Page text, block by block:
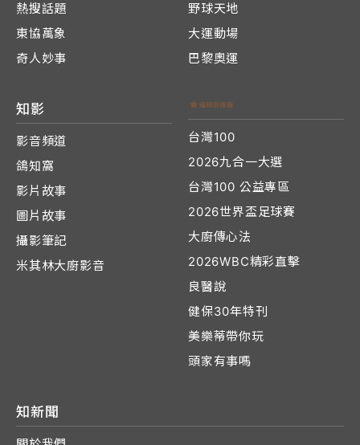
熱搜話題
東協萬象
奇人妙事
野球天地
大運動場
巴黎奧運
知影
影音頻道
鴿知窩
影片故事
圖片故事
攝影筆記
米其林大廚影音
台灣100
2026九合一大選
台灣100 公益專區
2026世界盃足球賽
大廚傳心法
2026WBC精彩直擊
良醫說
健保30年特刊
美樂蒂帶你玩
頭家有事嗎
知新聞